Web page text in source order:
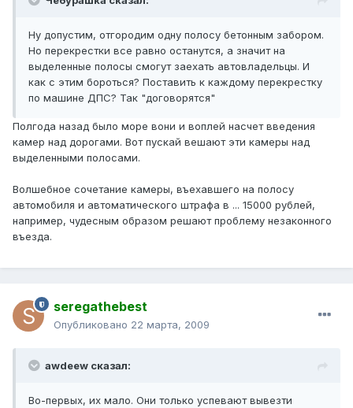
Ну допустим, отгородим одну полосу бетонным забором.
Но перекрестки все равно останутся, а значит на
выделенные полосы смогут заехать автовладельцы. И
как с этим бороться? Поставить к каждому перекрестку
по машине ДПС? Так "договорятся"
Полгода назад было море вони и воплей насчет введения
камер над дорогами. Вот пускай вешают эти камеры над
выделенными полосами.
Волшебное сочетание камеры, въехавшего на полосу
автомобиля и автоматического штрафа в ... 15000 рублей,
например, чудесным образом решают проблему незаконного
въезда.
seregathebest
Опубликовано 22 марта, 2009
awdeew сказал:
Во-первых, их мало. Они только успевают вывезти